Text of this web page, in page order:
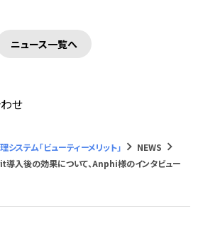
ーティーサロン
ニュース一覧へ
せ
ステム「ビューティーメリット」 keyboard_arrow_right NEWS keyboard_arrow_right
入後の効果について、Anphi様のインタビュー